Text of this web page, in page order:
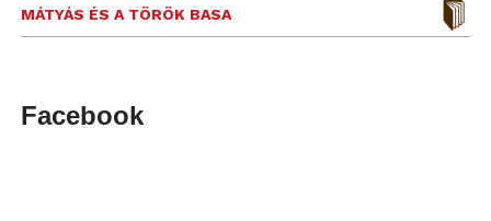
MÁTYÁS ÉS A TÖRÖK BASA
Facebook